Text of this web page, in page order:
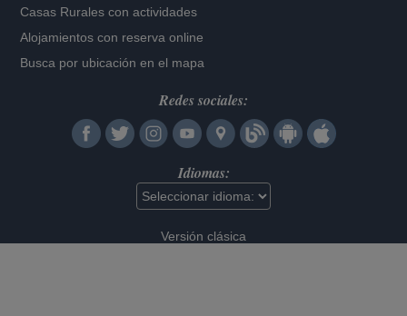
Casas Rurales con actividades
Alojamientos con reserva online
Busca por ubicación en el mapa
Redes sociales:
Idiomas:
Versión clásica